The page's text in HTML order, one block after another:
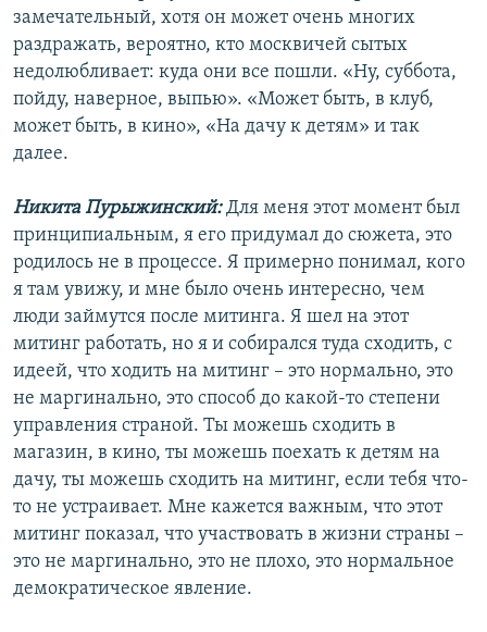
замечательный, хотя он может очень многих
раздражать, вероятно, кто москвичей сытых
недолюбливает: куда они все пошли. «Ну, суббота,
пойду, наверное, выпью». «Может быть, в клуб,
может быть, в кино», «На дачу к детям» и так
далее.
Никита Пурыжинский:Для меня этот момент был
принципиальным, я его придумал до сюжета, это
родилось не в процессе. Я примерно понимал, кого
я там увижу, и мне было очень интересно, чем
люди займутся после митинга. Я шел на этот
митинг работать, но я и собирался туда сходить, с
идеей, что ходить на митинг – это нормально, это
не маргинально, это способ до какой-то степени
управления страной. Ты можешь сходить в
магазин, в кино, ты можешь поехать к детям на
дачу, ты можешь сходить на митинг, если тебя что-
то не устраивает. Мне кажется важным, что этот
митинг показал, что участвовать в жизни страны –
это не маргинально, это не плохо, это нормальное
демократическое явление.